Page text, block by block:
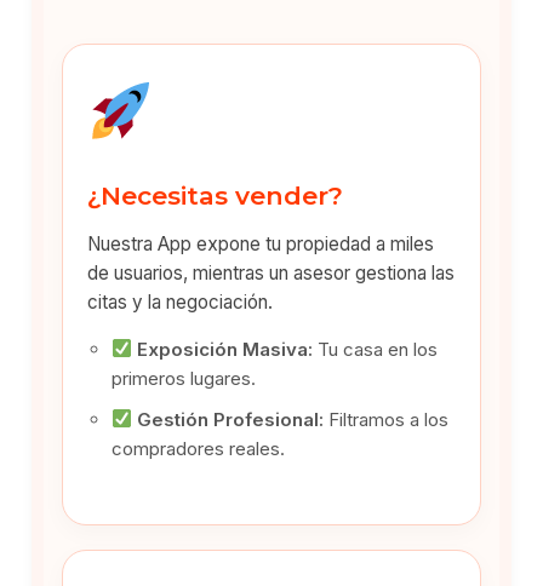
¿Necesitas vender?
Nuestra App expone tu propiedad a miles
de usuarios, mientras un asesor gestiona las
citas y la negociación.
Exposición Masiva: Tu casa en los
primeros lugares.
Gestión Profesional: Filtramos a los
compradores reales.